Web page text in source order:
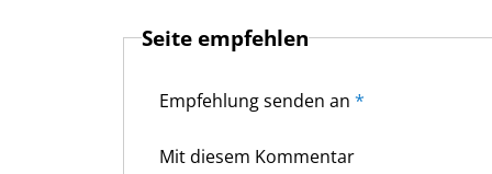
Seite empfehlen
Empfehlung senden an *
Mit diesem Kommentar